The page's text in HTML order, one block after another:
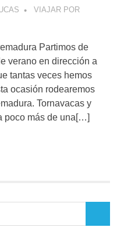
VIAJAR POR
Partimos de
verano en dirección a
tantas veces hemos
ocasión rodearemos
Tornavacas y
poco más de una[…]